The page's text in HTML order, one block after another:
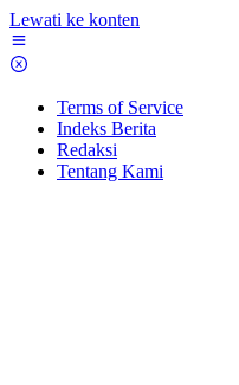
Lewati ke konten
Terms of Service
Indeks Berita
Redaksi
Tentang Kami